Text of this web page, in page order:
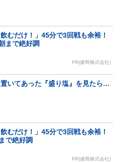
飲むだけ！」45分で3回戦も余裕！
まで絶好調
PR(健商株式会社)
いてあった『盛り塩』を見たら…
飲むだけ！」45分で3回戦も余裕！
で絶好調
PR(健商株式会社)